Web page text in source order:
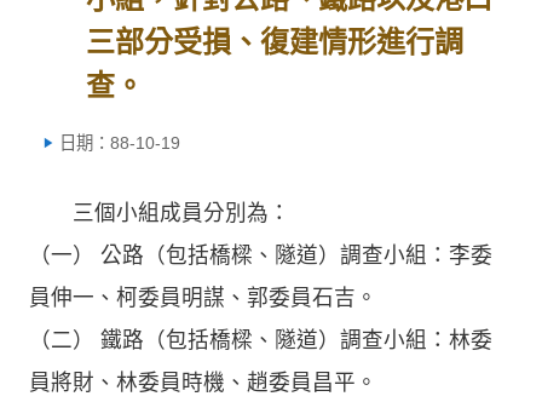
三部分受損、復建情形進行調
查。
日期：88-10-19
三個小組成員分別為：
（一） 公路（包括橋樑、隧道）調查小組：李委
員伸一、柯委員明謀、郭委員石吉。
（二） 鐵路（包括橋樑、隧道）調查小組：林委
員將財、林委員時機、趙委員昌平。